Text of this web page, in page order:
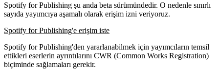
Spotify for Publishing şu anda beta sürümündedir. O nedenle sınırlı
sayıda yayımcıya aşamalı olarak erişim izni veriyoruz.
Spotify for Publishing'e erişim iste
Spotify for Publishing'den yararlanabilmek için yayımcıların temsil
ettikleri eserlerin ayrıntılarını CWR (Common Works Registration)
biçiminde sağlamaları gerekir.